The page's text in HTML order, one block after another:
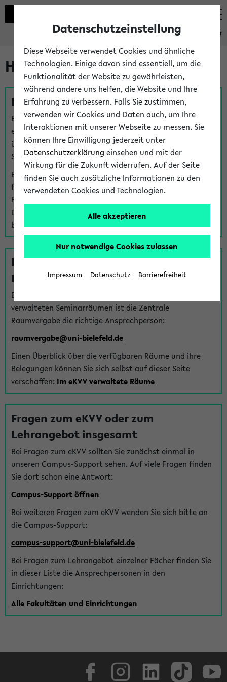
eKVV
Hilfe & Kontakt
Fragen zu einzelnen Veranstaltungen
Bei inhaltlichen und organisatorischen Fragen zu
einzelnen Veranstaltungen finden Sie Ansprechpersonen
über denFragen-Link bei jeder Veranstaltung. Der BIS
Support kann hier meist keine direkte Hilfe leisten.
Bei Veranstaltungen mit eKVV Teilnahmemanagement
finden Sie eine Auskunft über die Personen, die Ihre
Platzzuteilung im eKVV eingetragen haben, auf der
Detailseite zum Teilnahmemanagement der
betreffenden Veranstaltung.
Fragen zu im eKVV verwalteten
Räumen
Bei Fragen zur Vergabe von Hörsälen und vom eKVV
verwalteten Seminarräumen ist die Zentrale
Raumvergabe die richtige Ansprechperson:
raumvergabe@uni-bielefeld.de
Einen Überblick über die verfügbaren Räume und ihre
Belegungen können Sie sich selbst auf dieser Seite
verschaffen: Im eKVV verwaltete Räume
Fragen zum eKVV oder zum
Lehrangebot insgesamt
Bei Fragen zum eKVV sollten Sie zunächst einmal in
unseren Campus-Support sehen. Auf viele Fragen finden
Sie dort schon eine Antwort:
Campus-Support öffnen
Bei weiteren Fragen zum eKVV wenden Sie sich bitte an
die Campus-Support:
campus-support@uni-bielefeld.de
Bei Fragen zum Lehrangebot einzelner Fächer finden Sie
in dieser Liste die Ansprechpersonen in den
Einrichtungen:
Alle Fakultäten und Einrichtungen
Datenschutzeinstellung
Diese Webseite verwendet Cookies und ähnliche
Technologien. Einige davon sind essentiell, um die
Funktionalität der Website zu gewährleisten,
während andere uns helfen, die Website und Ihre
Erfahrung zu verbessern. Falls Sie zustimmen,
verwenden wir Cookies und Daten auch, um Ihre
Interaktionen mit unserer Webseite zu messen. Sie
können Ihre Einwilligung jederzeit unter
Datenschutzerklärung einsehen und mit der
Wirkung für die Zukunft widerrufen. Auf der Seite
finden Sie auch zusätzliche Informationen zu den
verwendeten Cookies und Technologien.
Alle akzeptieren
Nur notwendige Cookies zulassen
Impressum Datenschutz Barrierefreiheit